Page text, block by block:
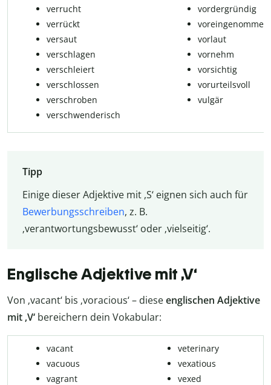
verrucht
verrückt
versaut
verschlagen
verschleiert
verschlossen
verschroben
verschwenderisch
vordergründig
voreingenommen
vorlaut
vornehm
vorsichtig
vorurteilsvoll
vulgär
Tipp
Einige dieser Adjektive mit ,S‘ eignen sich auch für
Bewerbungsschreiben, z. B.
‚verantwortungsbewusst‘ oder ‚vielseitig‘.
Englische Adjektive mit ‚V‘
Von ‚vacant‘ bis ‚voracious‘ – dieseenglischen Adjektive
mit ‚V‘ bereichern dein Vokabular:
vacant
vacuous
vagrant
veterinary
vexatious
vexed